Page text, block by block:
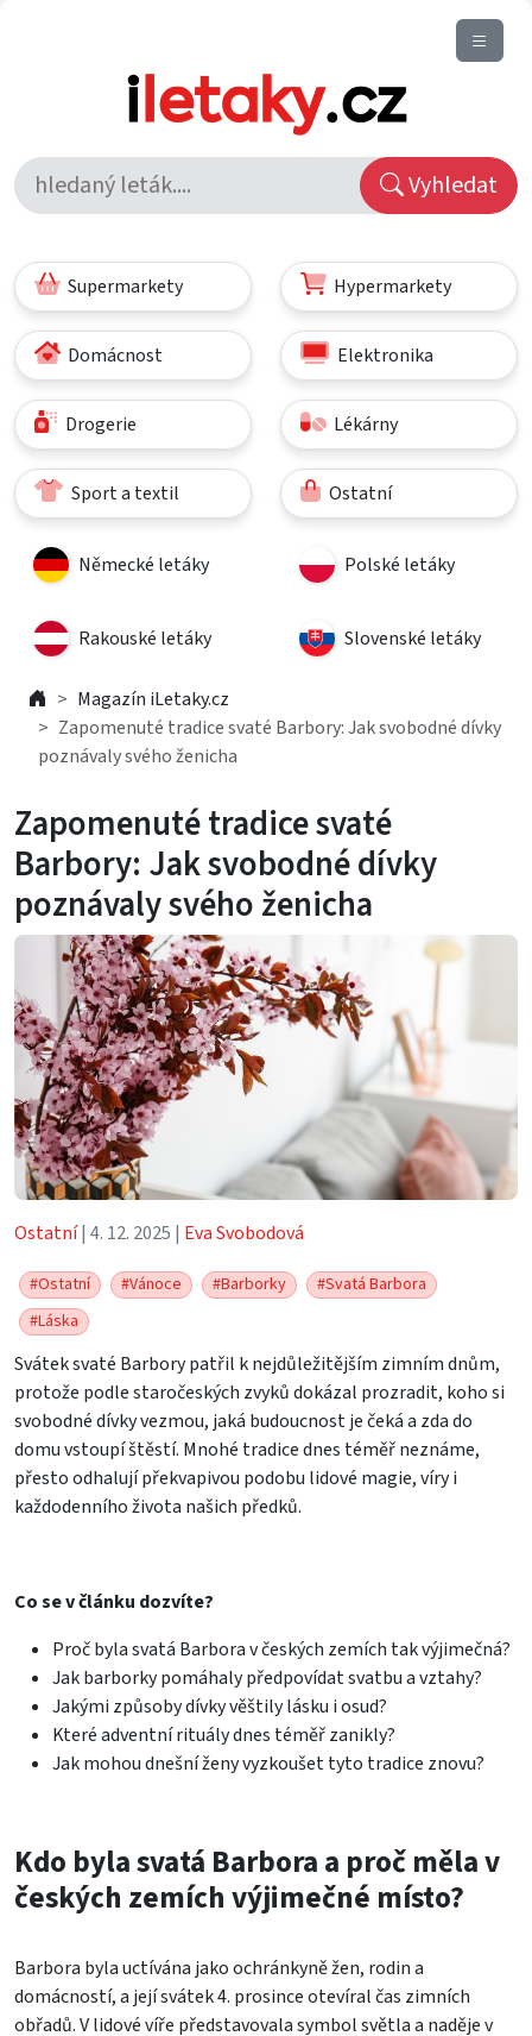
Vyhledat
Supermarkety Hypermarkety
Domácnost Elektronika
Drogerie Lékárny
Sport a textil Ostatní
Německé letáky Polské letáky
Rakouské letáky Slovenské letáky
Magazín iLetaky.cz
Zapomenuté tradice svaté Barbory: Jak svobodné dívky
poznávaly svého ženicha
Zapomenuté tradice svaté
Barbory: Jak svobodné dívky
poznávaly svého ženicha
Ostatní| 4. 12. 2025 | Eva Svobodová
#Ostatní #Vánoce #Barborky
#Svatá Barbora
#Láska
Svátek svaté Barbory patřil k nejdůležitějším zimním dnům,
protože podle staročeských zvyků dokázal prozradit, koho si
svobodné dívky vezmou, jaká budoucnost je čeká a zda do
domu vstoupí štěstí. Mnohé tradice dnes téměř neznáme,
přesto odhalují překvapivou podobu lidové magie, víry i
každodenního života našich předků.
Co se v článku dozvíte?
Proč byla svatá Barbora v českých zemích tak výjimečná?
Jak barborky pomáhaly předpovídat svatbu a vztahy?
Jakými způsoby dívky věštily lásku i osud?
Které adventní rituály dnes téměř zanikly?
Jak mohou dnešní ženy vyzkoušet tyto tradice znovu?
Kdo byla svatá Barbora a proč měla v
českých zemích výjimečné místo?
Barbora byla uctívána jako ochránkyně žen, rodin a
domácností, a její svátek 4. prosince otevíral čas zimních
obřadů. V lidové víře představovala symbol světla a naděje v